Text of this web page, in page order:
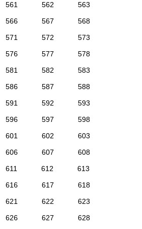
561 562
563
566 567
568
571 572
573
576 577
578
581 582
583
586 587
588
591 592
593
596 597
598
601 602
603
606 607
608
611 612
613
616 617
618
621 622
623
626 627
628